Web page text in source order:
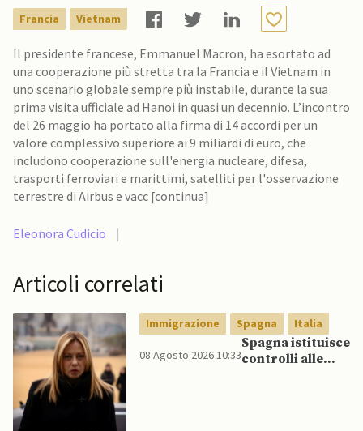
Francia Vietnam
Il presidente francese, Emmanuel Macron, ha esortato ad
una cooperazione più stretta tra la Francia e il Vietnam in
uno scenario globale sempre più instabile, durante la sua
prima visita ufficiale ad Hanoi in quasi un decennio. L’incontro
del 26 maggio ha portato alla firma di 14 accordi per un
valore complessivo superiore ai 9 miliardi di euro, che
includono cooperazione sull'energia nucleare, difesa,
trasporti ferroviari e marittimi, satelliti per l'osservazione
terrestre di Airbus e vacc [continua]
Eleonora Cudicio |
Articoli correlati
Immigrazione Spagna Italia
08 Agosto 2026 10:33
Spagna istituisce
controlli alle